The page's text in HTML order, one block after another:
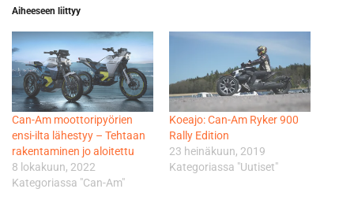
Aiheeseen liittyy
Can-Am moottoripyörien
ensi-ilta lähestyy – Tehtaan
rakentaminen jo aloitettu
8 lokakuun, 2022
Kategoriassa "Can-Am"
Koeajo: Can-Am Ryker 900
Rally Edition
23 heinäkuun, 2019
Kategoriassa "Uutiset"